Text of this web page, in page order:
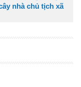
nhà chủ tịch xã